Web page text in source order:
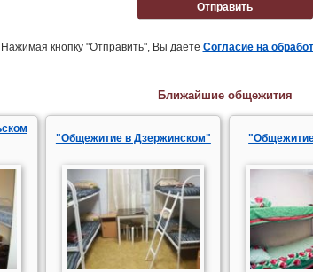
Отправить
Нажимая кнопку "Отправить", Вы даете Согласие на
Ближайшие общежития
"Общежитие в Дзержинском"